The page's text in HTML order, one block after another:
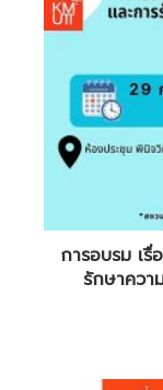
การอบรม เ
รักษาคว